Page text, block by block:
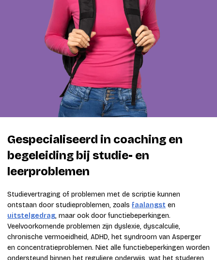
Gespecialiseerd in coaching en
begeleiding bij studie- en
leerproblemen
Studievertraging of problemen met de scriptie kunnen
ontstaan door studieproblemen, zoals faalangst en
uitstelgedrag, maar ook door functiebeperkingen.
Veelvoorkomende problemen zijn dyslexie, dyscalculie,
chronische vermoeidheid, ADHD, het syndroom van Asperger
en concentratieproblemen. Niet alle functiebeperkingen worden
ondersteund binnen het reguliere onderwijs, wat het studeren